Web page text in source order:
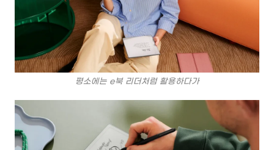
평소에는 e북 리더처럼 활용하다가